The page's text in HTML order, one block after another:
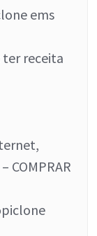
ems
receita
COMPRAR